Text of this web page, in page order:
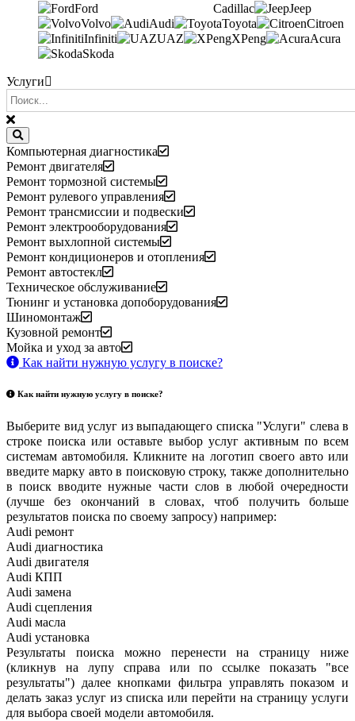
Ford Cadillac
Jeep
Volvo
Audi Toyota
Citroen
Infiniti
UAZ XPeng
Acura
Skoda
Услуги
Компьютерная диагностика
Ремонт двигателя
Ремонт тормозной системы
Ремонт рулевого управления
Ремонт трансмиссии и подвески
Ремонт электрооборудования
Ремонт выхлопной системы
Ремонт кондиционеров и отопления
Ремонт автостекл
Техническое обслуживание
Тюнинг и установка допоборудования
Шиномонтаж
Кузовной ремонт
Мойка и уход за авто
Как найти нужную услугу в поиске?
Как найти нужную услугу в поиске?
Выберите вид услуг из выпадающего списка "Услуги" слева в
строке поиска или оставьте выбор услуг активным по всем
системам автомобиля. Кликните на логотип своего авто или
введите марку авто в поисковую строку, также дополнительно
в поиск вводите нужные части слов в любой очередности
(лучше без окончаний в словах, чтоб получить больше
результатов поиска по своему запросу) например:
Audi ремонт
Audi диагностика
Audi двигателя
Audi КПП
Audi замена
Audi сцепления
Audi масла
Audi установка
Результаты поиска можно перенести на страницу ниже
(кликнув на лупу справа или по ссылке показать "все
результаты") далее кнопками фильтра управлять показом и
делать заказ услуг из списка или перейти на страницу услуги
для выбора своей модели автомобиля.